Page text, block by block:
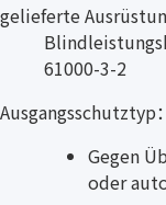
gelieferte
61000-3-2
Ausgangsschutztyp：
Gegen
oder